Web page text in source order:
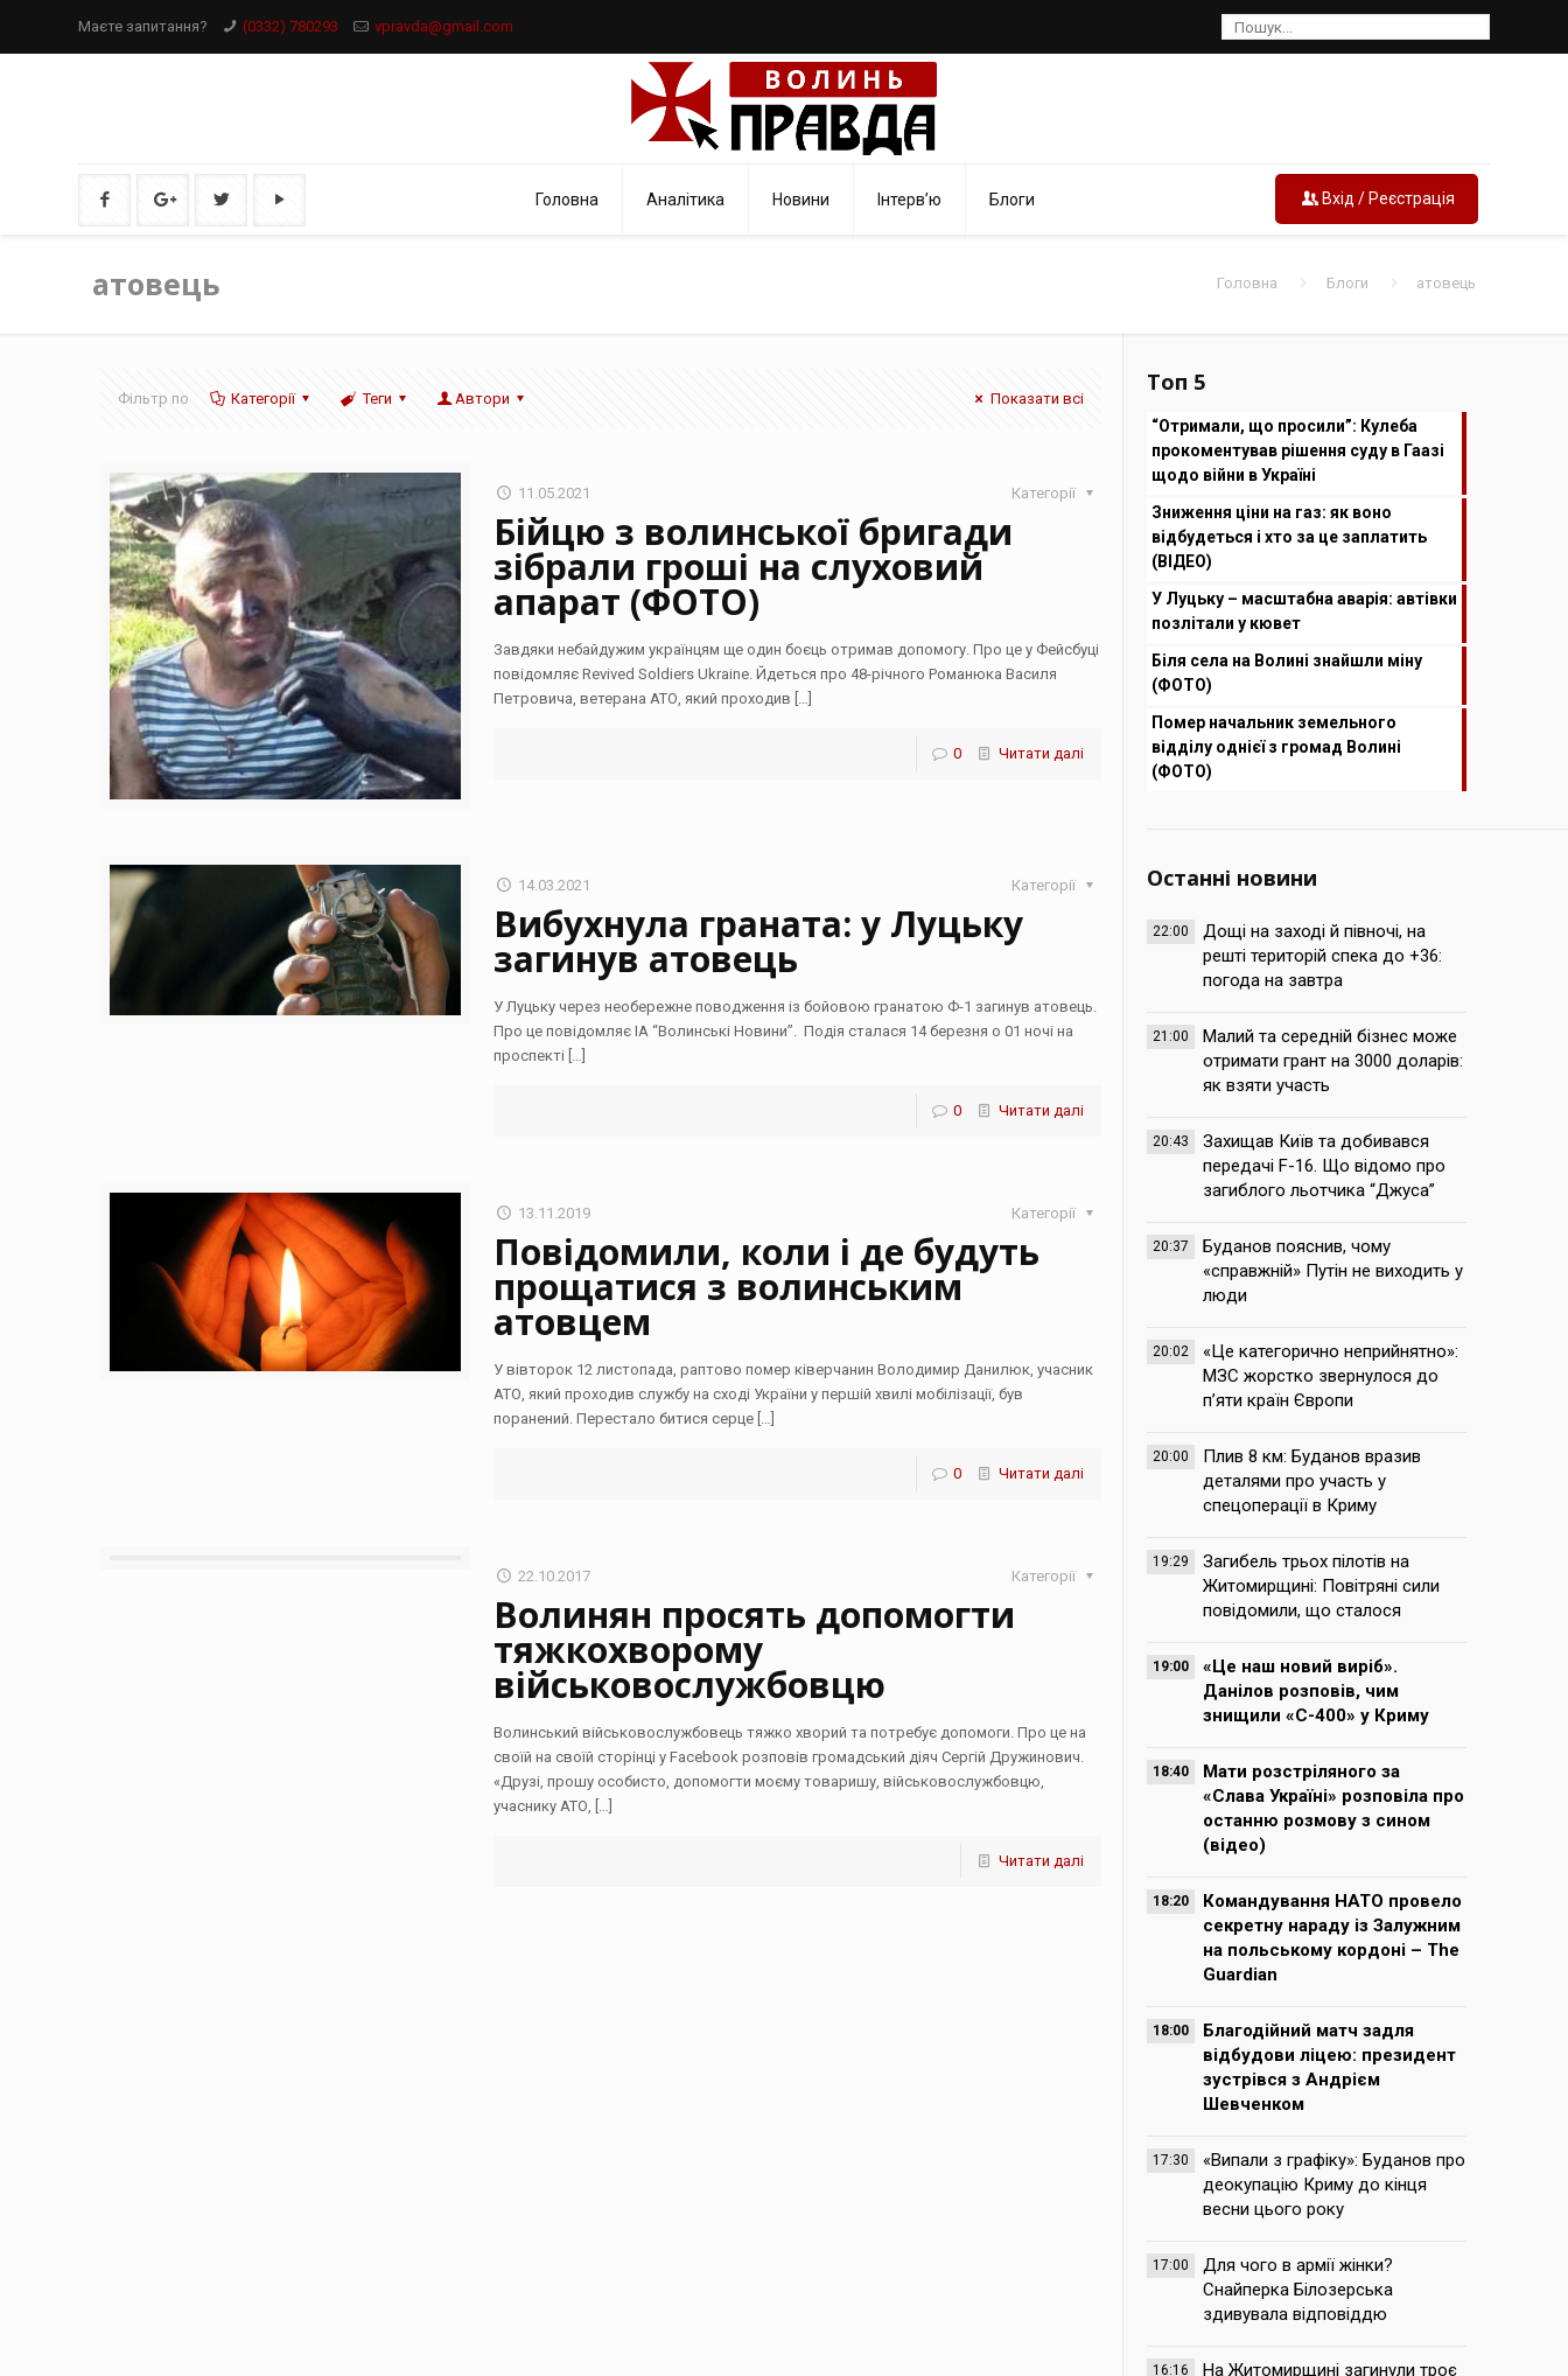
Маєте запитання? (0332) 780293 vpravda@gmail.com
Головна Аналітика Новини Інтерв’ю Блоги Вхід / Реєстрація
атовець Головна Блоги атовець
Фільтр по Категорії Теги Автори Показати всі
11.05.2021 Категорії
Бійцю з волинської бригади
зібрали гроші на слуховий
апарат (ФОТО)
Завдяки небайдужим українцям ще один боєць отримав допомогу. Про це у Фейсбуці
повідомляє Revived Soldiers Ukraine. Йдеться про 48-річного Романюка Василя
Петровича, ветерана АТО, який проходив […]
0 Читати далі
14.03.2021 Категорії
Вибухнула граната: у Луцьку
загинув атовець
У Луцьку через необережне поводження із бойовою гранатою Ф-1 загинув атовець.
Про це повідомляє ІА “Волинські Новини”. Подія сталася 14 березня о 01 ночі на
проспекті […]
0 Читати далі
13.11.2019 Категорії
Повідомили, коли і де будуть
прощатися з волинським
атовцем
У вівторок 12 листопада, раптово помер ківерчанин Володимир Данилюк, учасник
АТО, який проходив службу на сході України у першій хвилі мобілізації, був
поранений. Перестало битися серце […]
0 Читати далі
22.10.2017 Категорії
Волинян просять допомогти
тяжкохворому
військовослужбовцю
Волинський військовослужбовець тяжко хворий та потребує допомоги. Про це на
своїй на своїй сторінці у Facebook розповів громадський діяч Сергій Дружинович.
«Друзі, прошу особисто, допомогти моєму товаришу, військовослужбовцю,
учаснику АТО, […]
Читати далі
Топ 5
“Отримали, що просили”: Кулеба
прокоментував рішення суду в Гаазі
щодо війни в Україні
Зниження ціни на газ: як воно
відбудеться і хто за це заплатить
(ВІДЕО)
У Луцьку – масштабна аварія: автівки
позлітали у кювет
Біля села на Волині знайшли міну
(ФОТО)
Помер начальник земельного
відділу однієї з громад Волині
(ФОТО)
Останні новини
22:00
Дощі на заході й півночі, на
решті територій спека до +36:
погода на завтра
21:00
Малий та середній бізнес може
отримати грант на 3000 доларів:
як взяти участь
20:43
Захищав Київ та добивався
передачі F-16. Що відомо про
загиблого льотчика “Джуса”
20:37
Буданов пояснив, чому
«справжній» Путін не виходить у
люди
20:02
«Це категорично неприйнятно»:
МЗС жорстко звернулося до
п’яти країн Європи
20:00
Плив 8 км: Буданов вразив
деталями про участь у
спецоперації в Криму
19:29
Загибель трьох пілотів на
Житомирщині: Повітряні сили
повідомили, що сталося
19:00
«Це наш новий виріб».
Данілов розповів, чим
знищили «С-400» у Криму
18:40
Мати розстріляного за
«Слава Україні» розповіла про
останню розмову з сином
(відео)
18:20
Командування НАТО провело
секретну нараду із Залужним
на польському кордоні – The
Guardian
18:00
Благодійний матч задля
відбудови ліцею: президент
зустрівся з Андрієм
Шевченком
17:30
«Випали з графіку»: Буданов про
деокупацію Криму до кінця
весни цього року
17:00
Для чого в армії жінки?
Снайперка Білозерська
здивувала відповіддю
16:16
На Житомирщині загинули троє